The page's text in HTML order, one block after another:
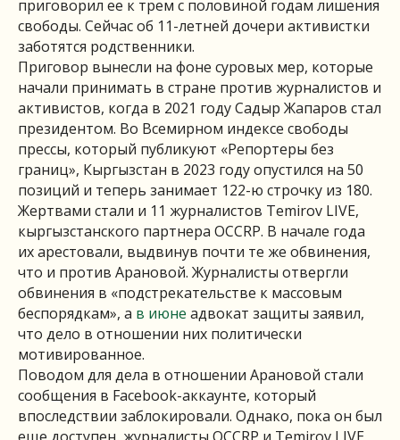
приговорил ее к трем с половиной годам лишения
свободы. Сейчас об 11-летней дочери активистки
заботятся родственники.
Приговор вынесли на фоне суровых мер, которые
начали принимать в стране против журналистов и
активистов, когда в 2021 году Садыр Жапаров стал
президентом. Во Всемирном индексе свободы
прессы, который публикуют «Репортеры без
границ», Кыргызстан в 2023 году опустился на 50
позиций и теперь занимает 122-ю строчку из 180.
Жертвами стали и 11 журналистов Temirov LIVE,
кыргызстанского партнера OCCRP. В начале года
их арестовали, выдвинув почти те же обвинения,
что и против Арановой. Журналисты отвергли
обвинения в «подстрекательстве к массовым
беспорядкам», а в июне адвокат защиты заявил,
что дело в отношении них политически
мотивированное.
Поводом для дела в отношении Арановой стали
сообщения в Facebook-аккаунте, который
впоследствии заблокировали. Однако, пока он был